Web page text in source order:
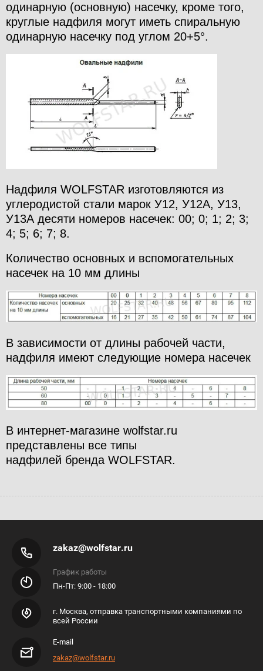
одинарную (основную) насечку, кроме того,
круглые надфиля могут иметь спиральную
одинарную насечку под углом 20+5°.
Надфиля WOLFSTAR изготовляются из
углеродистой стали марок У12, У12А, У13,
У13А десяти номеров насечек: 00; 0; 1; 2; 3;
4; 5; 6; 7; 8.
Количество основных и вспомогательных
насечек на 10 мм длины
В зависимости от длины рабочей части,
надфиля имеют следующие номера насечек
В интернет-магазине wolfstar.ru
представлены все типы
надфилей бренда WOLFSTAR.
zakaz@wolfstar.ru
График работы
Пн-Пт: 9:00 - 18:00
г. Москва, отправка транспортными компаниями по
всей России
E-mail
zakaz@wolfstar.ru